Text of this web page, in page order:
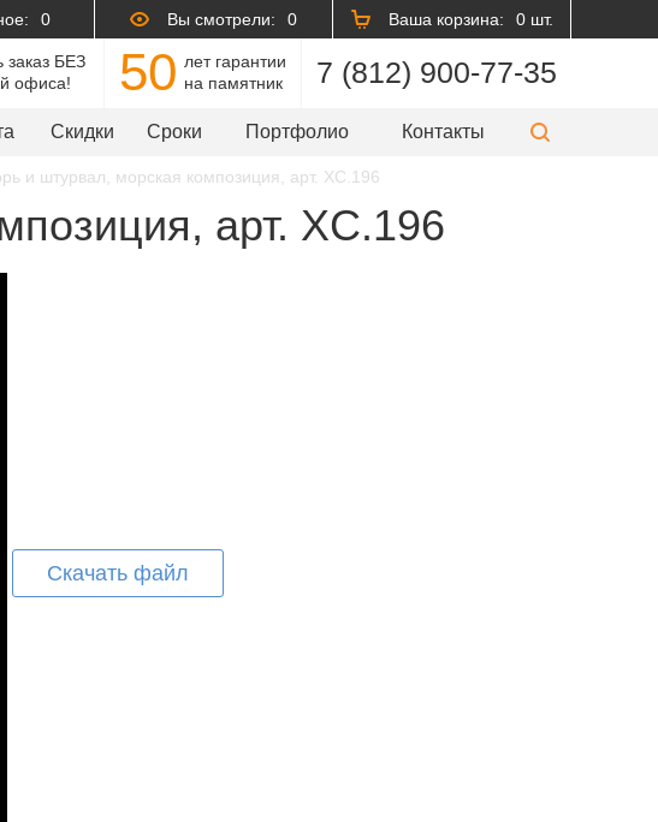
0 Вы смотрели: 0 Ваша корзина: 0 шт.
БЕЗ
офиса!
50 лет гарантии
на памятник
7 (812) 900-77-35
Скидки Сроки Портфолио Контакты
и штурвал, морская композиция, арт. XC.196
арт. XC.196
Скачать файл